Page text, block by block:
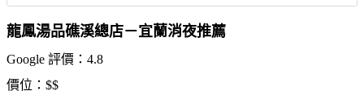
龍鳳湯品礁溪總店－宜蘭消夜推薦
Google 評價：4.8
價位：$$